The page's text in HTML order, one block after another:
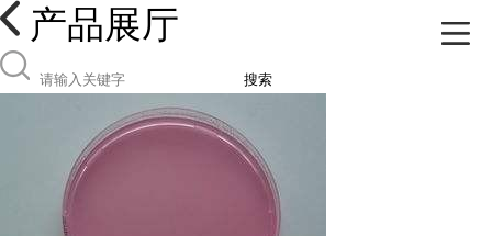
产品展厅
搜索